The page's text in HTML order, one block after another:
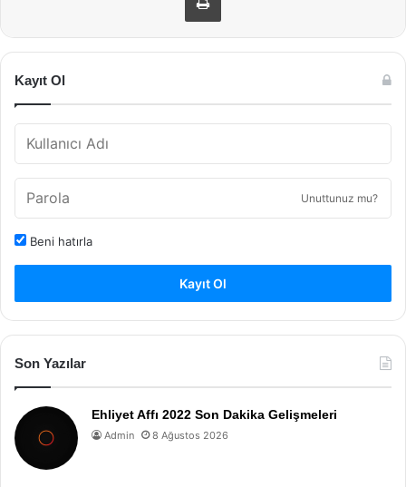
Kayıt Ol
Unuttunuz mu?
Beni hatırla
Kayıt Ol
Son Yazılar
Ehliyet Affı 2022 Son Dakika Gelişmeleri
Admin 8 Ağustos 2026